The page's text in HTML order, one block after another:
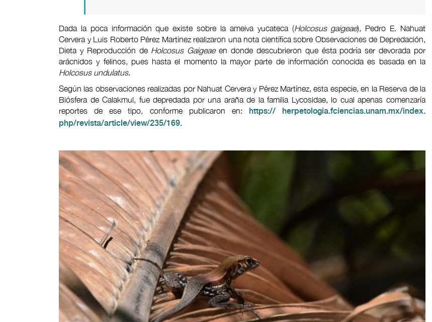
Dada la poca información que existe sobre la ameiva yucateca (Holcosus gaigeae), Pedro E. Nahuat
Cervera y Luis Roberto Pérez Martínez realizaron una nota científica sobre Observaciones de Depredación,
Dieta y Reproducción de Holcosus Gaigeaeen donde descubrieron que ésta podría ser devorada por
arácnidos y felinos, pues hasta el momento la mayor parte de información conocida es basada en la
Holcosus undulatus.
Según las observaciones realizadas por Nahuat Cervera y Pérez Martínez, esta especie, en la Reserva de la
Biósfera de Calakmul, fue depredada por una araña de la familia Lycosidae, lo cual apenas comenzaría
reportes de ese tipo, conforme publicaron en:
https:// herpetologia.fciencias.unam.mx/index.
php/revista/article/view/235/169.